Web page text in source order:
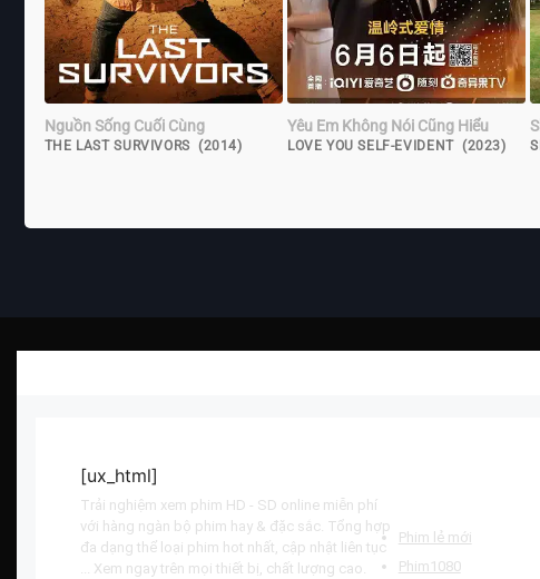
Nguồn Sống Cuối Cùng
THE LAST SURVIVORS (2014)
Yêu Em Không Nói Cũng Hiểu
LOVE YOU SELF-EVIDENT (2023)